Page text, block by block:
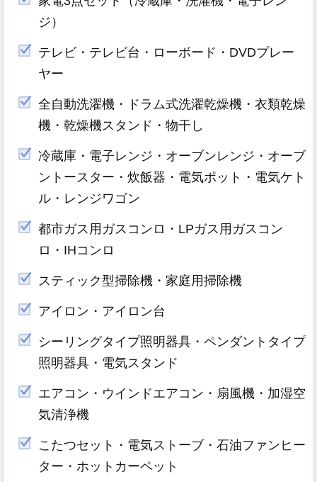
ジ）
テレビ・テレビ台・ローボード・DVDプレー
ヤー
全自動洗濯機・ドラム式洗濯乾燥機・衣類乾燥
機・乾燥機スタンド・物干し
冷蔵庫・電子レンジ・オーブンレンジ・オーブ
ントースター・炊飯器・電気ポット・電気ケト
ル・レンジワゴン
都市ガス用ガスコンロ・LPガス用ガスコン
ロ・IHコンロ
スティック型掃除機・家庭用掃除機
アイロン・アイロン台
シーリングタイプ照明器具・ペンダントタイプ
照明器具・電気スタンド
エアコン・ウインドエアコン・扇風機・加湿空
気清浄機
こたつセット・電気ストーブ・石油ファンヒー
ター・ホットカーペット